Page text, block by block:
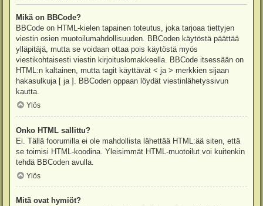
Mikä on BBCode?
BBCode on HTML-kielen tapainen toteutus, joka tarjoaa tiettyjen
viestin osien muotoilumahdollisuuden. BBCoden käytöstä päättää
ylläpitäjä, mutta se voidaan ottaa pois käytöstä myös
viestikohtaisesti viestin kirjoituslomakkeella. BBCode itsessään on
HTML:n kaltainen, mutta tagit käyttävät < ja > merkkien sijaan
hakasulkuja [ ja ]. BBCoden oppaan löydät viestinlähetyssivun
kautta.
Ylös
Onko HTML sallittu?
Ei. Tällä foorumilla ei ole mahdollista lähettää HTML:ää siten, että
se toimisi HTML-koodina. Yleisimmät HTML-muotoilut voi kuitenkin
tehdä BBCoden avulla.
Ylös
Mitä ovat hymiöt?